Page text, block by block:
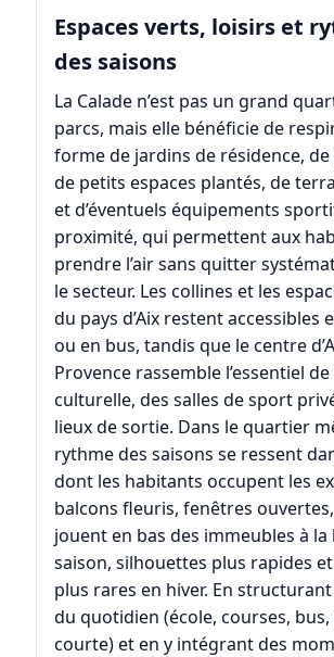
Espaces verts, loisirs et
des saisons
La Calade n’est pas un grand
parcs, mais elle bénéficie de
forme de jardins de résidence, de
de petits espaces plantés, de
et d’éventuels équipements
proximité, qui permettent aux
prendre l’air sans quitter
le secteur. Les collines et les
du pays d’Aix restent accessibles
ou en bus, tandis que le centre d’
Provencerassemble l’essentiel de
culturelle, des salles de sport
lieux de sortie. Dans le quartier
rythme des saisons se ressent
dont les habitants occupent les
balcons fleuris, fenêtres
jouent en bas des immeubles à la
saison, silhouettes plus rapides
plus rares en hiver. En
du quotidien (école, courses,
courte) et en y intégrant des